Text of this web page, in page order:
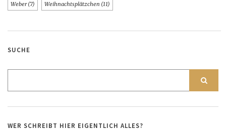
Weber(7) Weihnachtsplätzchen (11)
SUCHE
WER SCHREIBT HIER EIGENTLICH ALLES?